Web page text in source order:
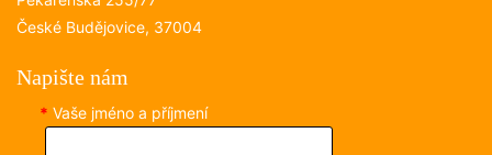
České Budějovice, 37004
Napište nám
* Vaše jméno a příjmení